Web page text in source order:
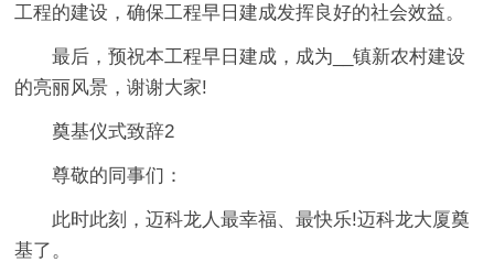
工程的建设，确保工程早日建成发挥良好的社会效益。
最后，预祝本工程早日建成，成为__镇新农村建设
的亮丽风景，谢谢大家!
奠基仪式致辞2
尊敬的同事们：
此时此刻，迈科龙人最幸福、最快乐!迈科龙大厦奠
基了。